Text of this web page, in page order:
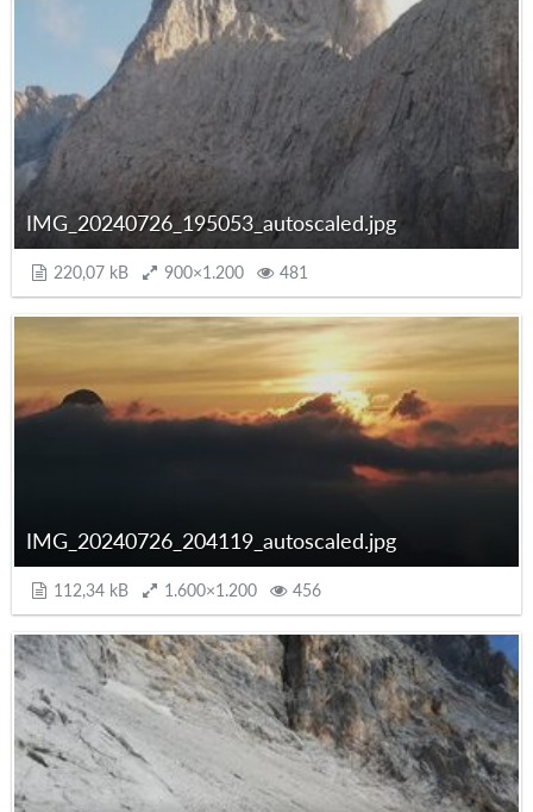
IMG_20240726_195053_autoscaled.jpg
220,07 kB 900×1.200 481
IMG_20240726_204119_autoscaled.jpg
112,34 kB 1.600×1.200 456